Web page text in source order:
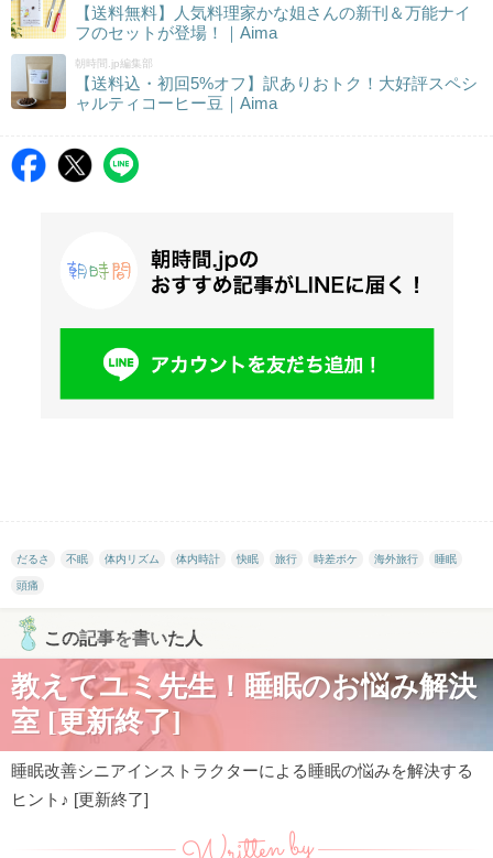
【送料無料】人気料理家かな姐さんの新刊＆万能ナイ
フのセットが登場！｜Aima
朝時間.jp編集部
【送料込・初回5%オフ】訳ありおトク！大好評スペシ
ャルティコーヒー豆｜Aima
だるさ 不眠 体内リズム 体内時計 快眠 旅行 時差ボケ 海外旅行 睡眠
頭痛
この記事を書いた人
教えてユミ先生！睡眠のお悩み解決
室 [更新終了]
睡眠改善シニアインストラクターによる睡眠の悩みを解決する
ヒント♪ [更新終了]